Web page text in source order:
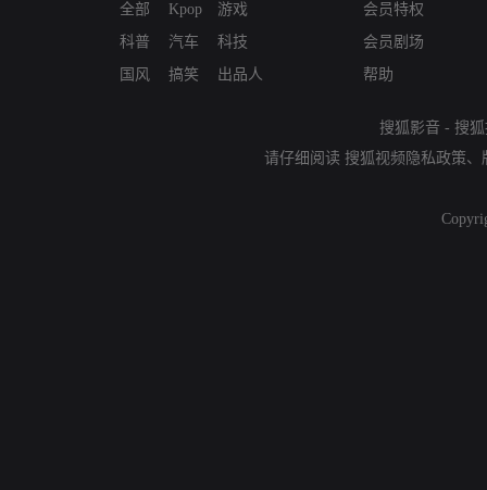
全部
科普
国风
Kpop
汽车
搞笑
游戏
科技
出品人
会员特权
会员剧场
帮助
搜狐影音 - 搜
请仔细阅读 搜狐视频隐私政策、